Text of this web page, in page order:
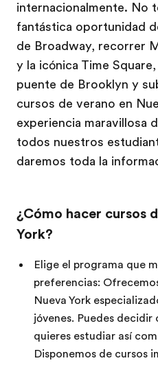
internacionalmente. No
fantástica oportunidad
de Broadway, recorrer
y la icónica Time
puente de Brooklyn y
cursos de verano en
experiencia maravillosa
todos nuestros
daremos toda la
¿Cómo hacer cursos
York?
Elige el programa que
preferencias:
Nueva York
jóvenes. Puedes decidir
quieres estudiar así
Disponemos de cursos